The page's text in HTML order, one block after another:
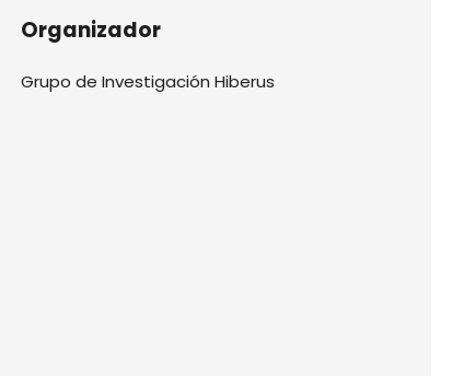
Organizador
Grupo de Investigación Hiberus